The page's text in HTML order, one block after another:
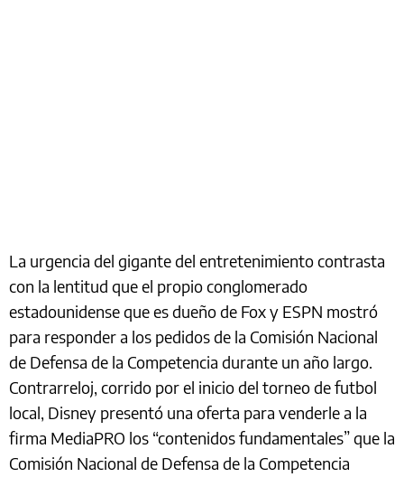
La urgencia del gigante del entretenimiento contrasta
con la lentitud que el propio conglomerado
estadounidense que es dueño de Fox y ESPN mostró
para responder a los pedidos de la Comisión Nacional
de Defensa de la Competencia durante un año largo.
Contrarreloj, corrido por el inicio del torneo de futbol
local, Disney presentó una oferta para venderle a la
firma MediaPRO los “contenidos fundamentales” que la
Comisión Nacional de Defensa de la Competencia